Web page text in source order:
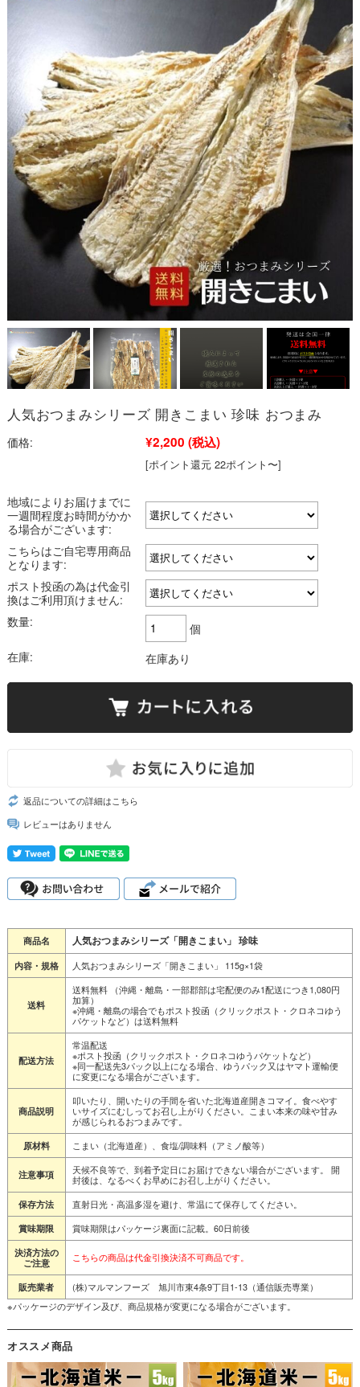
人気おつまみシリーズ 開きこまい 珍味 おつまみ
価格: ¥2,200 (税込)
[ポイント還元 22ポイント〜]
地域によりお届けまでに
一週間程度お時間がかか
る場合がございます:
こちらはご自宅専用商品
となります:
ポスト投函の為は代金引
換はご利用頂けません:
数量:
個
在庫:
在庫あり
返品についての詳細はこちら
レビューはありません
商品名 人気おつまみシリーズ「開きこまい」 珍味
内容・規格 人気おつまみシリーズ「開きこまい」 115g×1袋
送料
送料無料 （沖縄・離島・一部郡部は宅配便のみ1配送につき1,080円
加算）
※沖縄・離島の場合でもポスト投函（クリックポスト・クロネコゆう
パケットなど）は送料無料
配送方法
常温配送
※ポスト投函（クリックポスト・クロネコゆうパケットなど）
※同一配送先3パック以上になる場合、ゆうパック又はヤマト運輸便
に変更になる場合がございます。
商品説明
叩いたり、開いたりの手間を省いた北海道産開きコマイ。食べやす
いサイズにむしってお召し上がりください。こまい本来の味や甘み
が感じられるおつまみです。
原材料 こまい（北海道産）、食塩/調味料（アミノ酸等）
注意事項
天候不良等で、到着予定日にお届けできない場合がございます。 開
封後は、なるべくお早めにお召し上がりください。
保存方法 直射日光・高温多湿を避け、常温にて保存してください。
賞味期限 賞味期限はパッケージ裏面に記載。60日前後
決済方法の
ご注意
こちらの商品は代金引換決済不可商品です。
販売業者
(株)マルマンフーズ 旭川市東4条9丁目1-13（通信販売専業）
※パッケージのデザイン及び、商品規格が変更になる場合がございます。
オススメ商品